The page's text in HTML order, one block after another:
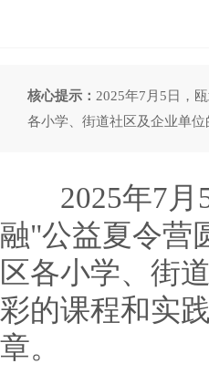
核心提示： 2025年7月5日，
各小学、街道社区及企业单
2025年7月5
融"公益夏令营
区各小学、街
彩的课程和实
章。